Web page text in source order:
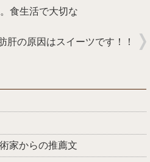
食生活で大切な
肝の原因はスイーツです！！
家からの推薦文